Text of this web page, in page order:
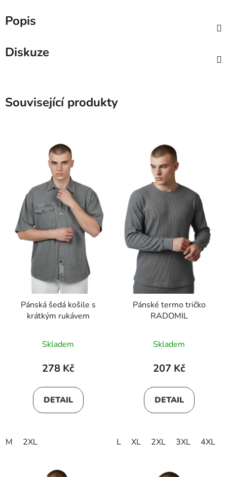
Popis
Diskuze
Související produkty
Pánská šedá košile s
krátkým rukávem
Skladem
278 Kč
DETAIL
M 2XL
Pánské termo tričko
RADOMIL
Skladem
207 Kč
DETAIL
L XL 2XL 3XL 4XL